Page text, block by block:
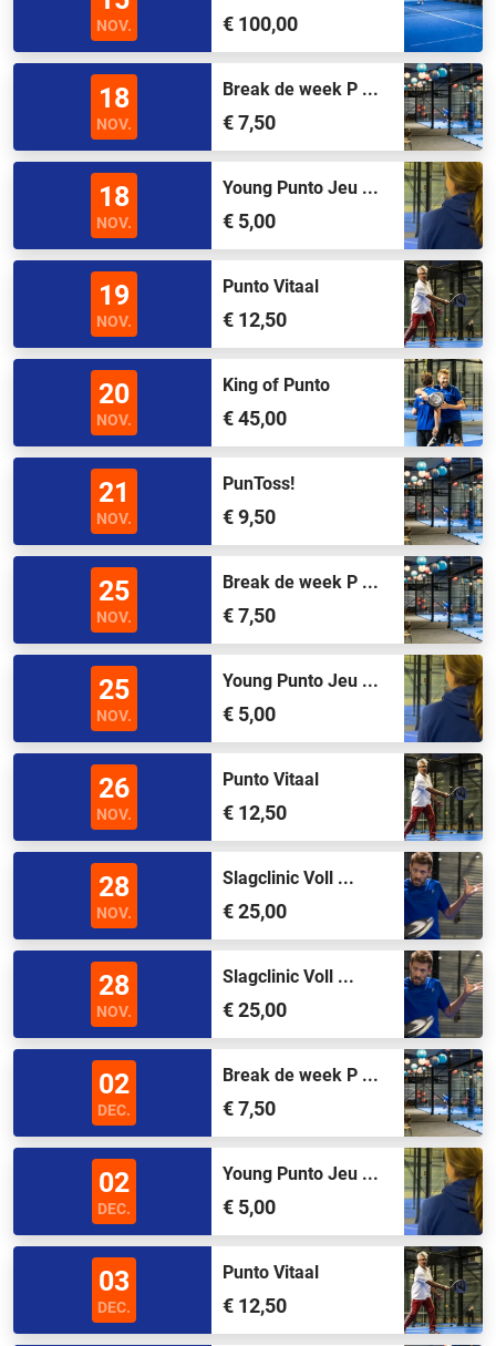
NOV. € 100,00
18
NOV.
Break de week P ...
€ 7,50
18
NOV.
Young Punto Jeu ...
€ 5,00
19
NOV.
Punto Vitaal
€ 12,50
20
NOV.
King of Punto
€ 45,00
21
NOV.
PunToss!
€ 9,50
25
NOV.
Break de week P ...
€ 7,50
25
NOV.
Young Punto Jeu ...
€ 5,00
26
NOV.
Punto Vitaal
€ 12,50
28
NOV.
Slagclinic Voll ...
€ 25,00
28
NOV.
Slagclinic Voll ...
€ 25,00
02
DEC.
Break de week P ...
€ 7,50
02
DEC.
Young Punto Jeu ...
€ 5,00
03
DEC.
Punto Vitaal
€ 12,50